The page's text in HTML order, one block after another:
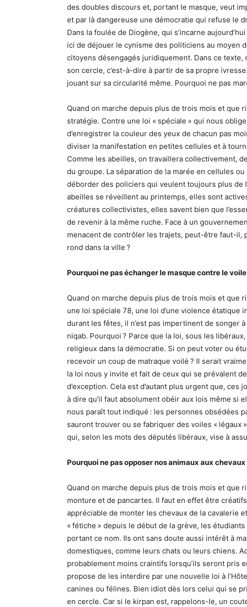
des doubles discours et, portant le masque, veut
et par là dangereuse une démocratie qui refuse le
Dans la foulée de Diogène, qui s’incarne
ici de déjouer le cynisme des politiciens au moyen
citoyens désengagés juridiquement. Dans ce
son cercle, c’est-à-dire à partir de sa propre
jouant sur sa circularité même. Pourquoi ne pas
Quand on marche depuis plus de trois mois et que
stratégie. Contre une loi « spéciale » qui nous
d’enregistrer la couleur des yeux de chacun pas
diviser la manifestation en petites cellules et à
Comme les abeilles, on travaillera collectivement,
du groupe. La séparation de la marée en cellules
déborder des policiers qui veulent toujours plus de
abeilles se réveillent au printemps, elles sont
créatures collectivistes, elles savent bien que
de revenir à la même ruche. Face à un
menacent de contrôler les trajets, peut-être faut-il,
rond dans la ville ?
Pourquoi ne pas échanger le masque contre le voile
Quand on marche depuis plus de trois mois et que
une loi spéciale 78, une loi d’une violence
durant les fêtes, il n’est pas impertinent de songer
niqab. Pourquoi ? Parce que la loi, sous les
religieux dans la démocratie. Si on peut voter ou
recevoir un coup de matraque voilé ? Il serait
la loi nous y invite et fait de ceux qui se prévalent
d’exception. Cela est d’autant plus urgent que,
à dire qu’il faut absolument obéir aux lois même si
nous paraît tout indiqué : les personnes obsédées
sauront trouver ou se fabriquer des voiles « légaux
qui, selon les mots des députés libéraux, vise à
Pourquoi ne pas opposer nos animaux aux chevaux
Quand on marche depuis plus de trois mois et que
monture et de pancartes. Il faut en effet être
appréciable de monter les chevaux de la cavalerie
« fétiche » depuis le début de la grève, les
portant ce nom. Ils ont sans doute aussi intérêt à
domestiques, comme leurs chats ou leurs chiens.
probablement moins craintifs lorsqu’ils seront pris
propose de les interdire par une nouvelle loi à
canines ou félines. Bien idiot dès lors celui qui se
en cercle. Car si le kirpan est, rappelons-le, un